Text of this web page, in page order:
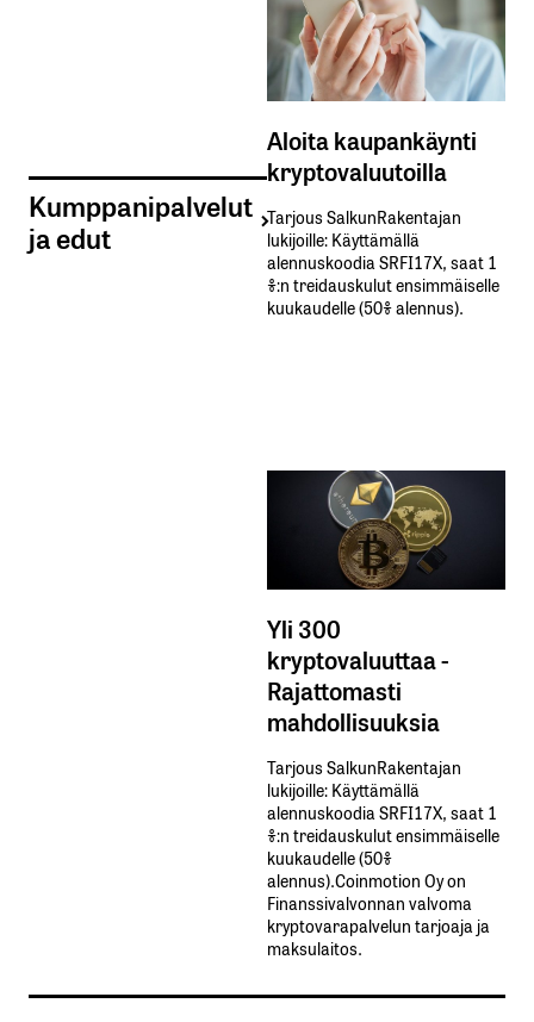
Kumppanipalvelut
ja edut
Aloita kaupankäynti
kryptovaluutoilla
Tarjous SalkunRakentajan
lukijoille: Käyttämällä​ ​
alennuskoodia​ ​SRFI17X,​ ​saat​ ​1
%:n treidauskulut​ ​ensimmäiselle​ ​
kuukaudelle​ ​(50%​ ​alennus).
Yli 300
kryptovaluuttaa -
Rajattomasti
mahdollisuuksia
Tarjous SalkunRakentajan
lukijoille: Käyttämällä​ ​
alennuskoodia​ ​SRFI17X,​ ​saat​ ​1
%:n treidauskulut​ ​ensimmäiselle​ ​
kuukaudelle​ ​(50%​ ​
alennus).Coinmotion Oy on
Finanssivalvonnan valvoma
kryptovarapalvelun tarjoaja ja
maksulaitos.